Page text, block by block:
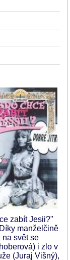
zabít Jesii?"
manželčině
na svět se
i zlo v
(Juraj Višný),